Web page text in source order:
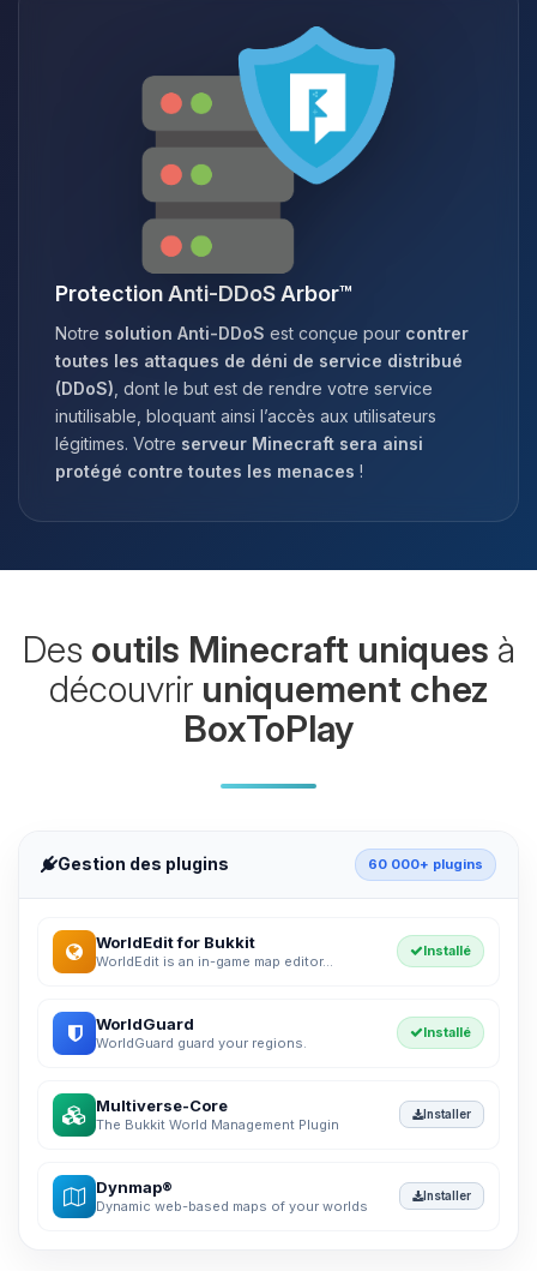
Protection Anti-DDoS Arbor™
Notre solution Anti-DDoS est conçue pour contrer
toutes les attaques de déni de service distribué
(DDoS) , dont le but est de rendre votre service
inutilisable, bloquant ainsi l’accès aux utilisateurs
légitimes. Votre serveur Minecraft sera ainsi
protégé contre toutes les menaces !
Des outils Minecraft uniques à
découvrir uniquement chez
BoxToPlay
Gestion des plugins 60 000+ plugins
WorldEdit for Bukkit
WorldEdit is an in-game map editor...
Installé
WorldGuard
WorldGuard guard your regions.
Installé
Multiverse-Core
The Bukkit World Management Plugin
Installer
Dynmap®
Dynamic web-based maps of your worlds
Installer